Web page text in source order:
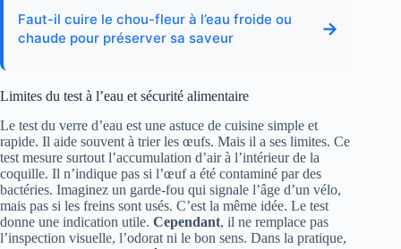
Faut-il cuire le chou-fleur à l’eau froide ou
chaude pour préserver sa saveur
→
Limites du test à l’eau et sécurité alimentaire
Le test du verre d’eau est une astuce de cuisine simple et
rapide. Il aide souvent à trier les œufs. Mais il a ses limites. Ce
test mesure surtout l’accumulation d’air à l’intérieur de la
coquille. Il n’indique pas si l’œuf a été contaminé par des
bactéries. Imaginez un garde‑fou qui signale l’âge d’un vélo,
mais pas si les freins sont usés. C’est la même idée. Le test
donne une indication utile. Cependant, il ne remplace pas
l’inspection visuelle, l’odorat ni le bon sens. Dans la pratique,